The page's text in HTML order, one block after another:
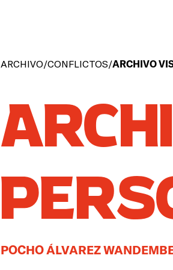
ARCHIVO/CONFLICTOS/ARCHIVO
POCHO ÁLVAREZ